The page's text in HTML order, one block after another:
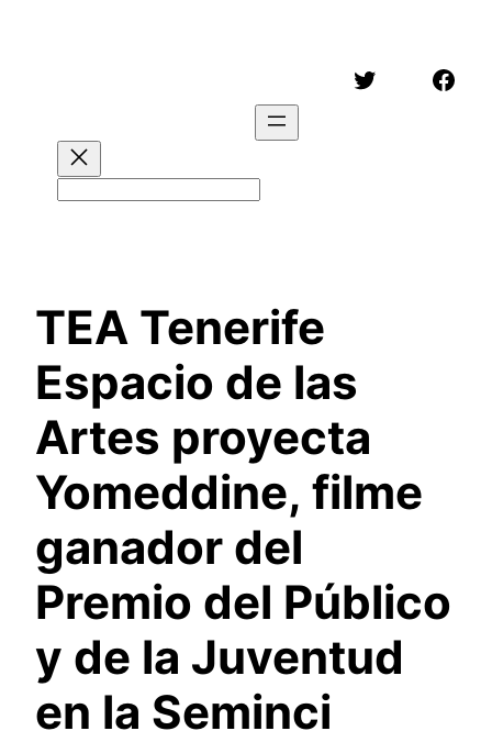
Twitter
TEA Tenerife
Espacio de las
Artes proyecta
Yomeddine, filme
ganador del
Premio del Público
y de la Juventud
en la Seminci